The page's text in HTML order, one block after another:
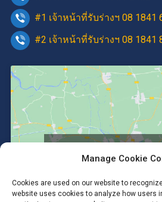
Manage Cookie
Cookies are used on our website to
website uses cookies to analyze how users
#1 เจ้าหน้าที่รับร่างฯ 08 1841
#2 เจ้าหน้าที่รับร่างฯ 08 1841
enable this